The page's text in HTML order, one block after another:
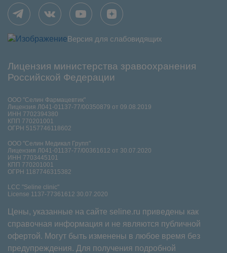
Версия для слабовидящих
Лицензия министерства зравоохранения
Российской Федерации
ООО "Селин Фармацевтик"
Лицензия Л041-01137-77/00350879 от 09.08.2019
ИНН 7702394380
КПП 770201001
ОГРН 5157746118602
ООО "Селин Медикал Групп"
Лицензия Л041-01137-77/00361612 от 30.07.2020
ИНН 7703445101
КПП 770201001
ОГРН 1187746315382
LCC "Seline clinic"
License 1137-77361612 30.07.2020
Цены, указанные на сайте seline.ru приведены как
справочная информация и не являются публичной
офертой. Могут быть изменены в любое время без
предупреждения. Для получения подробной